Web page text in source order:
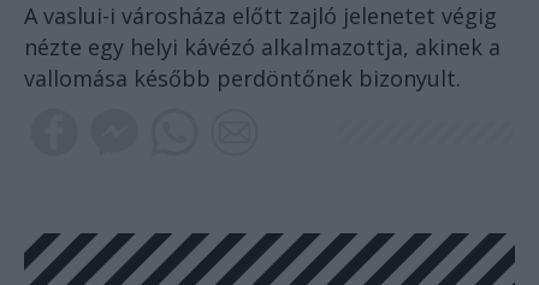
A vaslui-i városháza előtt zajló jelenetet végig
nézte egy helyi kávézó alkalmazottja, akinek a
vallomása később perdöntőnek bizonyult.